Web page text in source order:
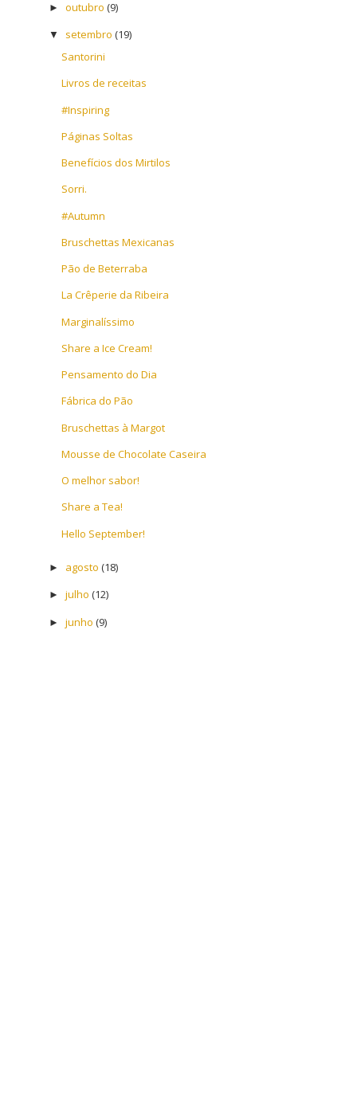
► outubro (9)
▼ setembro (19)
Santorini
Livros de receitas
#Inspiring
Páginas Soltas
Benefícios dos Mirtilos
Sorri.
#Autumn
Bruschettas Mexicanas
Pão de Beterraba
La Crêperie da Ribeira
Marginalíssimo
Share a Ice Cream!
Pensamento do Dia
Fábrica do Pão
Bruschettas à Margot
Mousse de Chocolate Caseira
O melhor sabor!
Share a Tea!
Hello September!
► agosto (18)
► julho (12)
► junho (9)